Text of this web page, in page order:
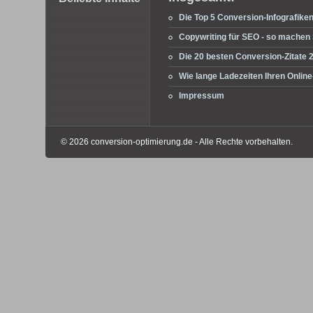
Die Top 5 Conversion-
Copywriting für SEO - so
Die 20 besten Conversion-Zitate
Wie lange Ladezeiten Ihren
Impressum
© 2026 conversion-optimierung.de - Alle Rechte vorbehalten.